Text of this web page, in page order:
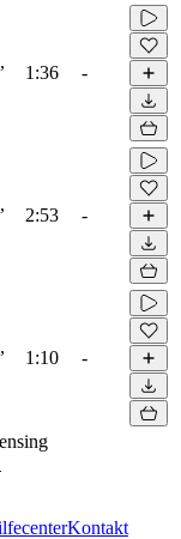
1:36 -
2:53 -
1:10 -
Kontakt